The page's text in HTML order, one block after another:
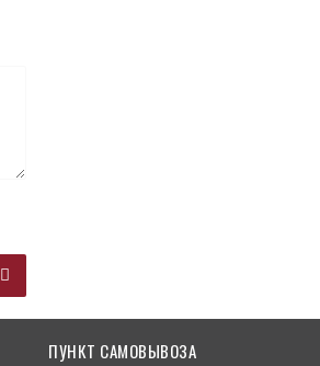
ПУНКТ САМОВЫВОЗА